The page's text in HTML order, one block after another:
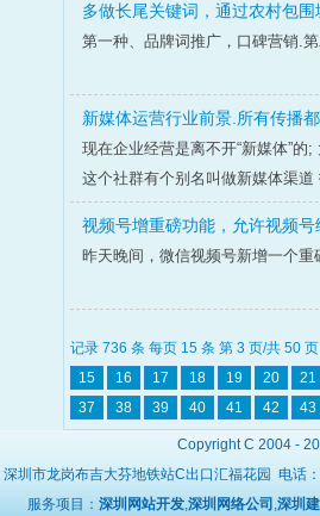
多做长尾关键词，通过农村包
第一种、品牌词推广，口碑营销.
新媒体运营行业前景.所有传播
现在企业经营是离不开“新媒体”
这个社群有个别名叫做新媒体渠
视频号增重磅功能，允许视频
昨天晚间，微信视频号新增一个
记录 736 条 每页 15 条 第 3 页/共 50
15
16 17 18 19 20
21
37
38 39 40 41 42 43
Copyright C 2004 -
深圳市龙岗布吉大芬地铁站C出口汇福花园 电话：
服务项目： 深圳网站开发,深圳网络公司 ,深圳